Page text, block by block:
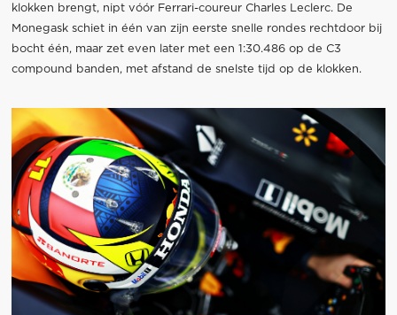
klokken brengt, nipt vóór Ferrari-coureur Charles Leclerc. De
Monegask schiet in één van zijn eerste snelle rondes rechtdoor bij
bocht één, maar zet even later met een 1:30.486 op de C3
compound banden, met afstand de snelste tijd op de klokken.